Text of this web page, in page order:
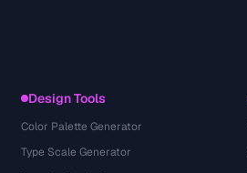
Design Tools
Color Palette Generator
Type Scale Generator